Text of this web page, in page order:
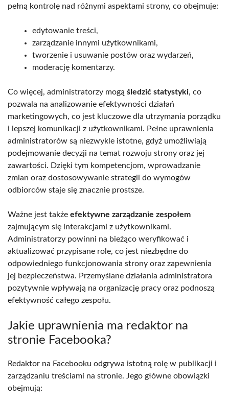
pełną kontrolę nad różnymi aspektami strony, co obejmuje:
edytowanie treści,
zarządzanie innymi użytkownikami,
tworzenie i usuwanie postów oraz wydarzeń,
moderację komentarzy.
Co więcej, administratorzy mogą śledzić statystyki, co
pozwala na analizowanie efektywności działań
marketingowych, co jest kluczowe dla utrzymania porządku
i lepszej komunikacji z użytkownikami. Pełne uprawnienia
administratorów są niezwykle istotne, gdyż umożliwiają
podejmowanie decyzji na temat rozwoju strony oraz jej
zawartości. Dzięki tym kompetencjom, wprowadzanie
zmian oraz dostosowywanie strategii do wymogów
odbiorców staje się znacznie prostsze.
Ważne jest także efektywne zarządzanie zespołem
zajmującym się interakcjami z użytkownikami.
Administratorzy powinni na bieżąco weryfikować i
aktualizować przypisane role, co jest niezbędne do
odpowiedniego funkcjonowania strony oraz zapewnienia
jej bezpieczeństwa. Przemyślane działania administratora
pozytywnie wpływają na organizację pracy oraz podnoszą
efektywność całego zespołu.
Jakie uprawnienia ma redaktor na
stronie Facebooka?
Redaktor na Facebooku odgrywa istotną rolę w publikacji i
zarządzaniu treściami na stronie. Jego główne obowiązki
obejmują: